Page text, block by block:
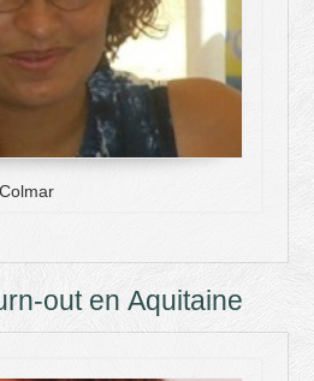
out en Aquitaine